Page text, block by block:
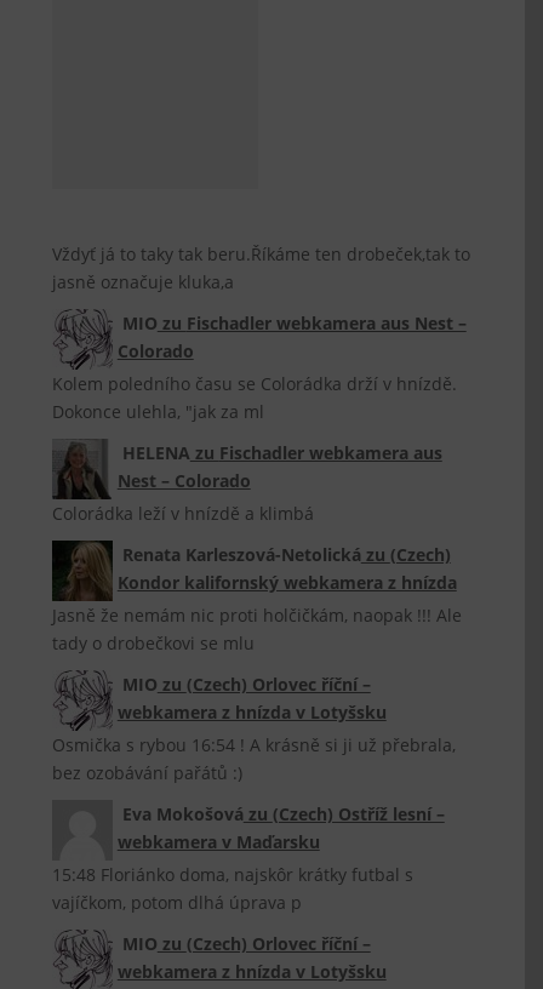
Vždyť já to taky tak beru.Říkáme ten drobeček,tak to
jasně označuje kluka,a
MIO zu Fischadler webkamera aus Nest –
Colorado
Kolem poledního času se Colorádka drží v hnízdě.
Dokonce ulehla, "jak za ml
HELENA zu Fischadler webkamera aus
Nest – Colorado
Colorádka leží v hnízdě a klimbá
Renata Karleszová-Netolická zu (Czech)
Kondor kalifornský webkamera z hnízda
Jasně že nemám nic proti holčičkám, naopak !!! Ale
tady o drobečkovi se mlu
MIO zu (Czech) Orlovec říční –
webkamera z hnízda v Lotyšsku
Osmička s rybou 16:54 ! A krásně si ji už přebrala,
bez ozobávání pařátů :)
Eva Mokošová zu (Czech) Ostříž lesní –
webkamera v Maďarsku
15:48 Floriánko doma, najskôr krátky futbal s
vajíčkom, potom dlhá úprava p
MIO zu (Czech) Orlovec říční –
webkamera z hnízda v Lotyšsku